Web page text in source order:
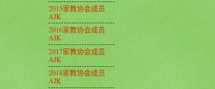
2015家教协会成员
AJK
2016家教协会成员
AJK
2017家教协会成员
AJK
2018家教协会成员
AJK